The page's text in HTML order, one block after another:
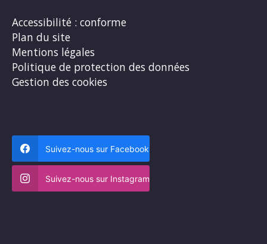
Accessibilité : conforme
Plan du site
Mentions légales
Politique de protection des données
Gestion des cookies
Suivez-nous sur Facebook
Suivez-nous sur Instagram